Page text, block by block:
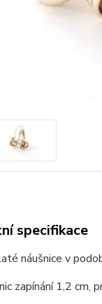
specifikace
náušnice v
zapínání 1,2 cm,